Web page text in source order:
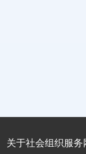
关于社会组织服务